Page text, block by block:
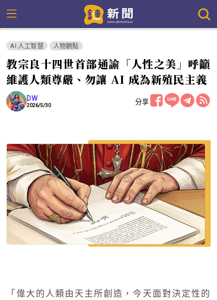
AI 人工智慧 人物觀點
教宗良十四世首部通諭「人性之美」呼籲
維護人類尊嚴、勿讓 AI 成為新殖民主義
DW
2026/5/30 分享
「偉大的人類由天主所創造，今天面對決定性的